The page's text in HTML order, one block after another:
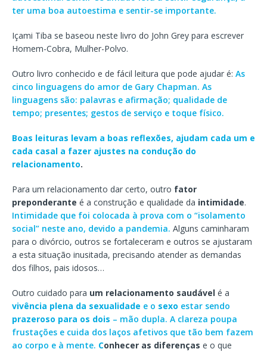
ter uma boa autoestima e sentir-se importante.
Içami Tiba se baseou neste livro do John Grey para escrever
Homem-Cobra, Mulher-Polvo.
Outro livro conhecido e de fácil leitura que pode ajudar é: As
cinco linguagens do amor de Gary Chapman. As
linguagens são: palavras e afirmação; qualidade de
tempo; presentes; gestos de serviço e toque físico.
Boas leituras levam a boas reflexões, ajudam cada um e
cada casal a fazer ajustes na condução do
relacionamento.
Para um relacionamento dar certo, outro fator
preponderante é a construção e qualidade da intimidade.
Intimidade que foi colocada à prova com o “isolamento
social” neste ano, devido a pandemia. Alguns caminharam
para o divórcio, outros se fortaleceram e outros se ajustaram
a esta situação inusitada, precisando atender as demandas
dos filhos, pais idosos…
Outro cuidado para um relacionamento saudável é a
vivência plena da sexualidade e o sexo estar sendo
prazeroso para os dois – mão dupla. A clareza poupa
frustações e cuida dos laços afetivos que tão bem fazem
ao corpo e à mente. Conhecer as diferenças e o que